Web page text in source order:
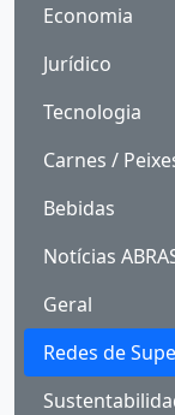
Economia
Jurídico
Tecnologia
Carnes /
Bebidas
Notícias
Geral
Redes de